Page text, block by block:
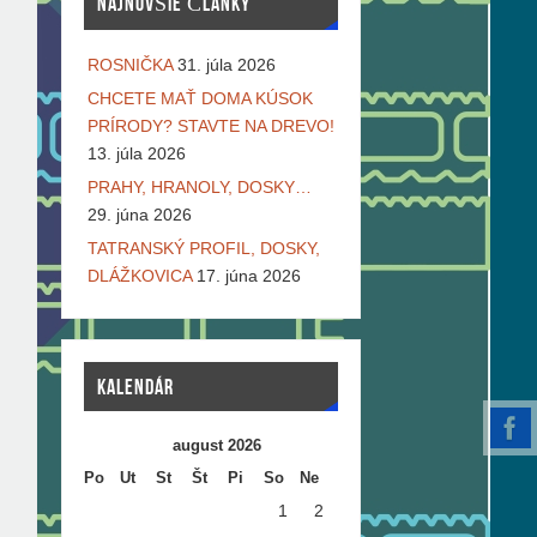
ROSNIČKA 31. júla 2026
CHCETE MAŤ DOMA KÚSOK
PRÍRODY? STAVTE NA DREVO!
13. júla 2026
PRAHY, HRANOLY, DOSKY…
29. júna 2026
TATRANSKÝ PROFIL, DOSKY,
DLÁŽKOVICA 17. júna 2026
KALENDÁR
august 2026
Po
Ut St Št Pi So Ne
1
2